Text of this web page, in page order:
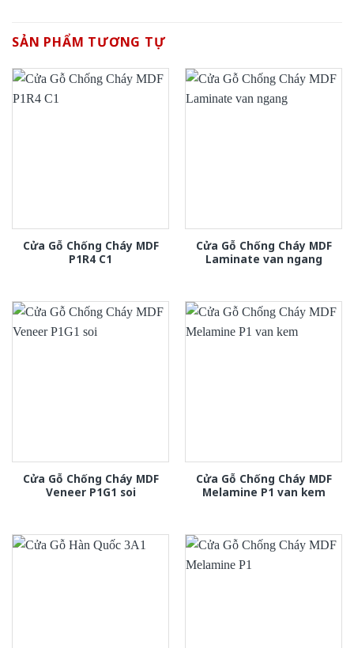
SẢN PHẨM TƯƠNG TỰ
Cửa Gỗ Chống Cháy MDF
P1R4 C1
Cửa Gỗ Chống Cháy MDF
Laminate van ngang
Cửa Gỗ Chống Cháy MDF
Veneer P1G1 soi
Cửa Gỗ Chống Cháy MDF
Melamine P1 van kem